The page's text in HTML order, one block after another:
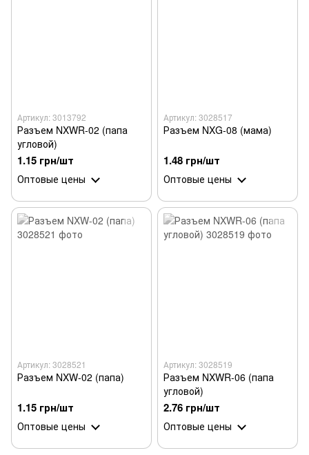
Артикул: 3013792
Разъем NXWR-02 (папа
угловой)
1.15 грн/шт
Оптовые цены
Артикул: 3028517
Разъем NXG-08 (мама)
1.48 грн/шт
Оптовые цены
Артикул: 3028521
Разъем NXW-02 (папа)
1.15 грн/шт
Оптовые цены
Артикул: 3028519
Разъем NXWR-06 (папа
угловой)
2.76 грн/шт
Оптовые цены